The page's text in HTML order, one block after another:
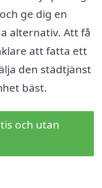
ge dig en
alternativ. Att få
att fatta ett
den städtjänst
bäst.
och utan